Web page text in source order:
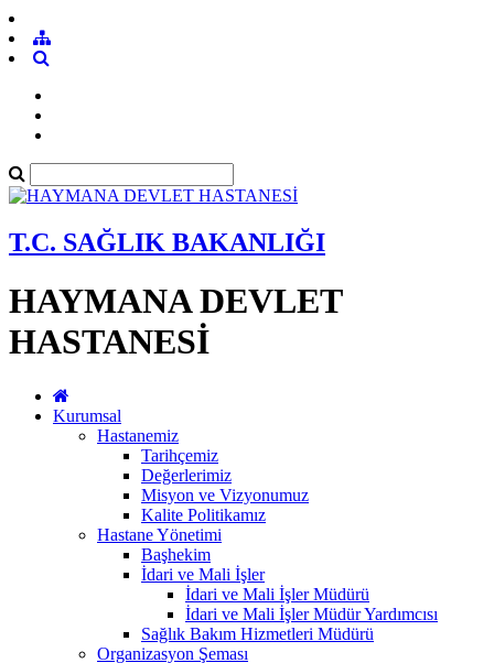
T.C. SAĞLIK BAKANLIĞI
HAYMANA DEVLET
HASTANESİ
Kurumsal
Hastanemiz
Tarihçemiz
Değerlerimiz
Misyon ve Vizyonumuz
Kalite Politikamız
Hastane Yönetimi
Başhekim
İdari ve Mali İşler
İdari ve Mali İşler Müdürü
İdari ve Mali İşler Müdür Yardımcısı
Sağlık Bakım Hizmetleri Müdürü
Organizasyon Şeması